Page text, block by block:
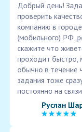
Добрый день!
проверить
компанию в
(мобильного) РФ,
скажите что
проходит быстро,
обычно в течение
задания тоже
постоянно на
Руслан